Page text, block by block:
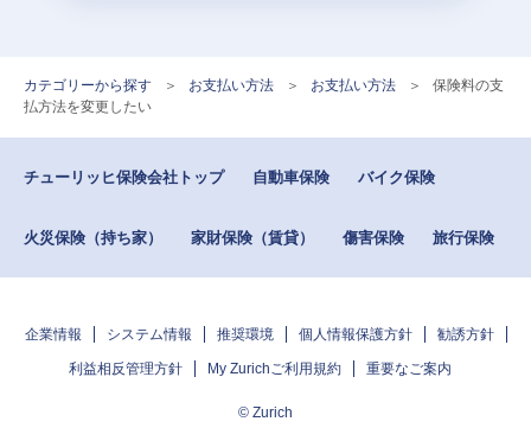
カテゴリーから探す > お支払い方法 > お支払い方法 >
保険料の支
払方法を変更したい
チューリッヒ保険会社トップ 自動車保険 バイク保険
火災保険（持ち家） 家財保険（賃貸） 傷害保険 旅行保険
企業情報 システム情報 推奨環境 個人情報保護方針 勧誘方針
利益相反管理方針 My Zurichご利用規約 重要なご案内
© Zurich